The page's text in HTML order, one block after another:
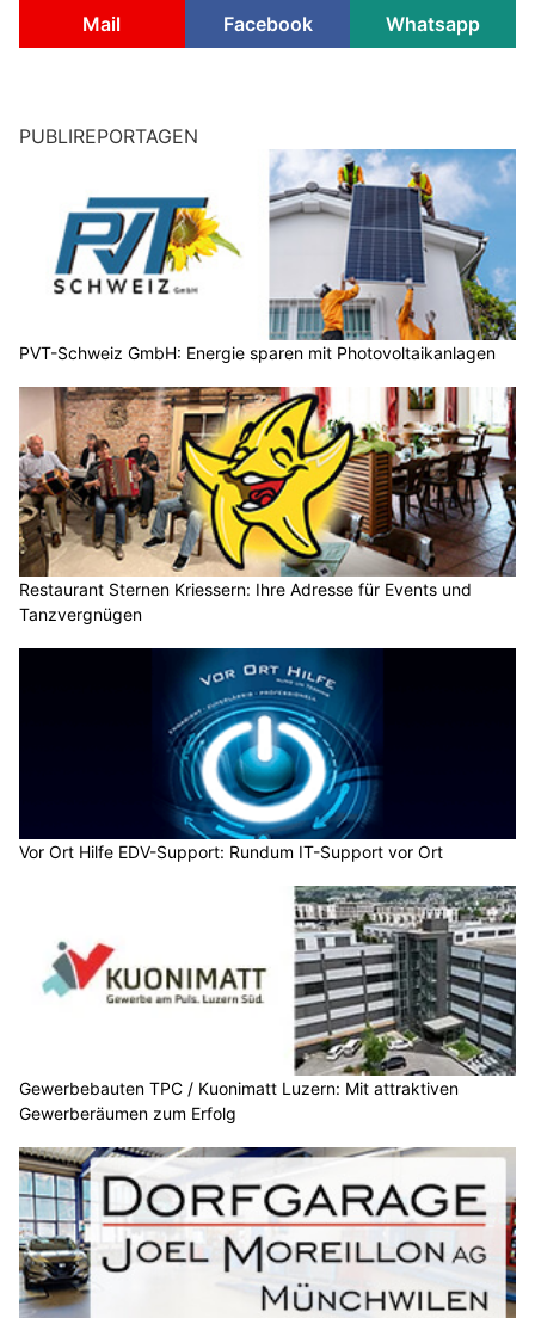
Mail
Facebook Whatsapp
PUBLIREPORTAGEN
PVT-Schweiz GmbH: Energie sparen mit Photovoltaikanlagen
Restaurant Sternen Kriessern: Ihre Adresse für Events und
Tanzvergnügen
Vor Ort Hilfe EDV-Support: Rundum IT-Support vor Ort
Gewerbebauten TPC / Kuonimatt Luzern: Mit attraktiven
Gewerberäumen zum Erfolg